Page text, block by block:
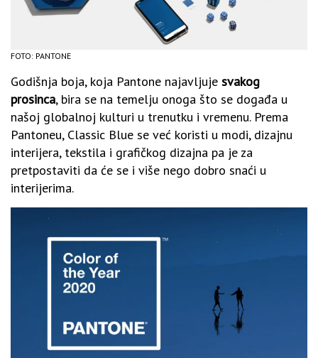
FOTO: PANTONE
Godišnja boja, koja Pantone najavljuje svakog
prosinca, bira se na temelju onoga što se događa u
našoj globalnoj kulturi u trenutku i vremenu. Prema
Pantoneu, Classic Blue se već koristi u modi, dizajnu
interijera, tekstila i grafičkog dizajna pa je za
pretpostaviti da će se i više nego dobro snaći u
interijerima.